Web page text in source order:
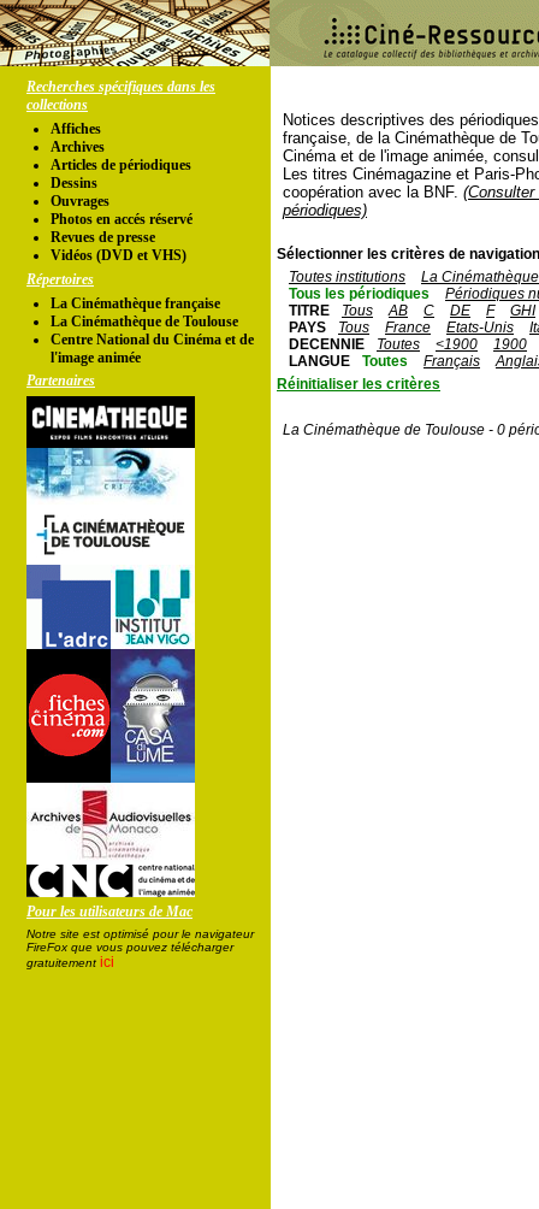
Recherches spécifiques dans les
collections
Affiches
Archives
Articles de périodiques
Dessins
Ouvrages
Photos en accés réservé
Revues de presse
Vidéos (DVD et VHS)
Répertoires
La Cinémathèque française
La Cinémathèque de Toulouse
Centre National du Cinéma et de
l'image animée
Partenaires
Pour les utilisateurs de Mac
Notre site est optimisé pour le navigateur
FireFox que vous pouvez télécharger
gratuitement ici
Notices descriptives des
française, de la Cinémathèque de
Cinéma et de l'image animée,
Les titres Cinémagazine et Paris-
coopération avec la BNF.
périodiques)
Sélectionner les critères de
Toutes institutions
La
Tous les périodiques
Périodiques
TITRE
Tous AB C DE F
GHI
PAYS
Tous France Etats-Unis
DECENNIE
Toutes <1900
1900
LANGUE
Toutes Français
Réinitialiser les critères
La Cinémathèque de Toulouse - 0